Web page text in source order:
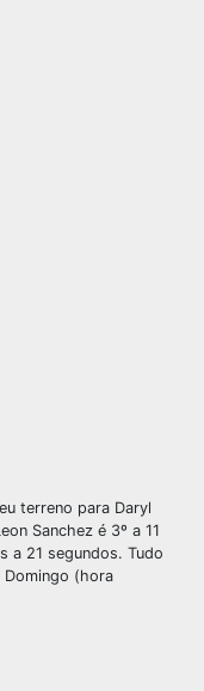
terreno para Daryl
Sanchez é 3º a 11
a 21 segundos. Tudo
Domingo (hora